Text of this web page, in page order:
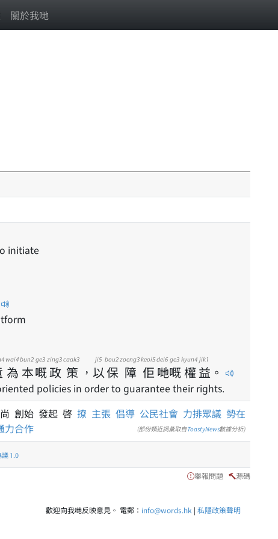
關於我哋
initiate
為
wai4
本
bun2
嘅
ge3
政
zing3
策
caak3
， 以
ji5
保
bou2
障
zoeng3
佢
keoi5
哋
dei6
嘅
ge3
權
kyun4
益
jik1
。
policies in order to guarantee their rights.
創始 發起 啓 撩 主張 倡導 公民社會 力排眾議 勢在
力合作 (部份類近詞彙取自ToastyNews數據分析)
1.0
舉報問題 源碼
歡迎向我哋反映意見。 電郵： info@words.hk | 私隱政策聲明